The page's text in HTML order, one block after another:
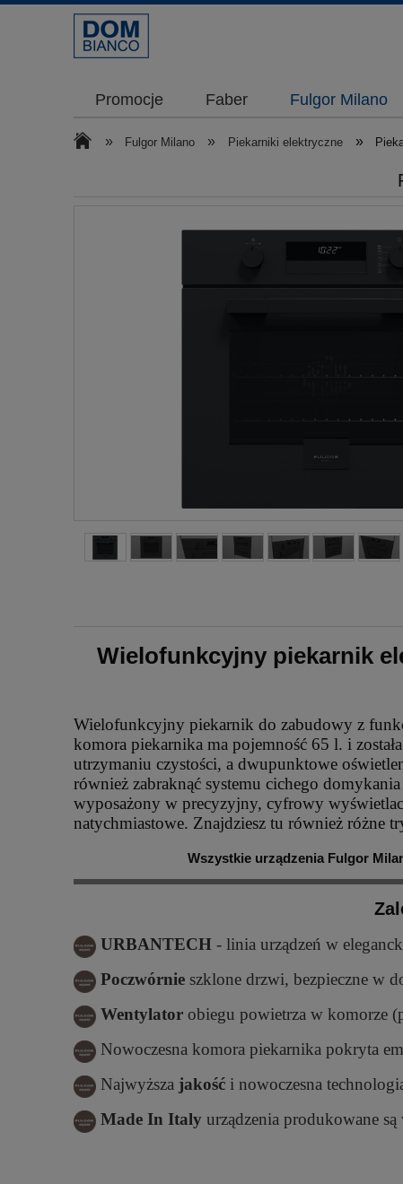
Promocje Faber Fulgor Milano
» Fulgor Milano » Piekarniki elektryczne »
Wielofunkcyjny piekarnik
Wielofunkcyjny piekarnik do zabudowy z
komora piekarnika ma pojemność 65 l. i
utrzymaniu czystości, a dwupunktowe
również zabraknąć systemu cichego
wyposażony w precyzyjny, cyfrowy
natychmiastowe. Znajdziesz tu również różne
Wszystkie urządzenia Fulgor
URBANTECH - linia urządzeń w
Poczwórnie szklone drzwi, bezpieczne w
Wentylator obiegu powietrza w komorze
Nowoczesna komora piekarnika pokryta
Najwyższa jakość i nowoczesna
Made In Italy urządzenia produkowane są